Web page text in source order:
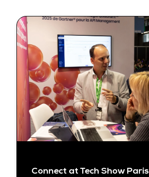
Connect at Tech Show Paris